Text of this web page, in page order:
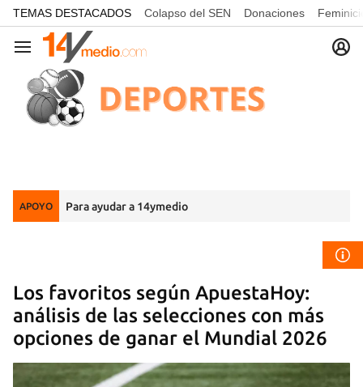
common.go-to-content
TEMAS DESTACADOS Colapso del SEN Donaciones
Navegación
APOYO Para ayudar a 14ymedio
Los favoritos según ApuestaHoy:
análisis de las selecciones con más
opciones de ganar el Mundial 2026